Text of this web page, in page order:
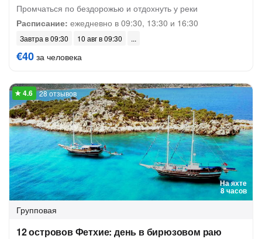
Промчаться по бездорожью и отдохнуть у реки
Расписание: ежедневно в 09:30, 13:30 и 16:30
Завтра в 09:30 10 авг в 09:30
€40 за человека
На яхте
8 часов
28 отзывов
Групповая
12 островов Фетхие: день в бирюзовом раю